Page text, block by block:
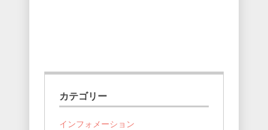
カテゴリー
インフォメーション